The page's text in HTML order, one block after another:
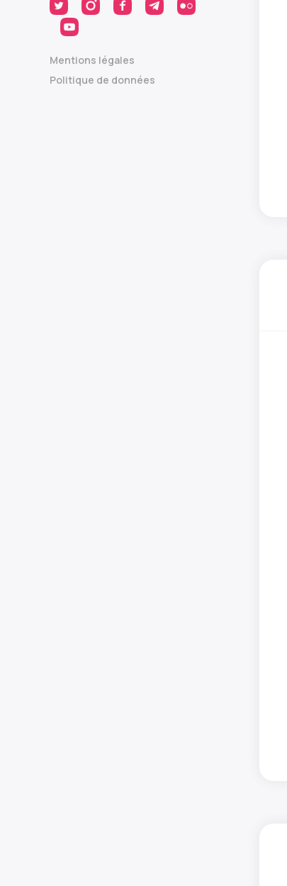
Mentions légales
Politique de données